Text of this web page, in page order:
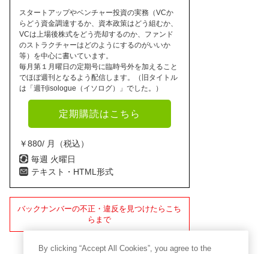
スタートアップやベンチャー投資の実務（VCか
らどう資金調達するか、資本政策はどう組むか、
VCは上場後株式をどう売却するのか、ファンド
のストラクチャーはどのようにするのがいいか
等）を中心に書いています。
毎月第１月曜日の定期号に臨時号外を加えること
でほぼ週刊となるよう配信します。（旧タイトル
は「週刊isologue（イソログ）」でした。）
定期購読はこちら
￥880/ 月（税込）
毎週 火曜日
テキスト・HTML形式
バックナンバーの不正・違反を見つけたらこち
らまで
By clicking “Accept All Cookies”, you agree to the